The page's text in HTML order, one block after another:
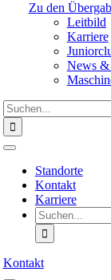
Zu den
Leitbild
Karriere
News &
Suche
nach:
Toggle
NavigationStandorte
Kontakt
Karriere
Suche
nach:
Kontakt